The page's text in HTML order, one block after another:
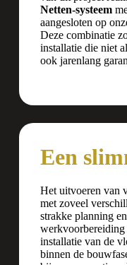
Netten-systeem
aangesloten op
Deze combinatie
installatie die niet
ook jarenlang
Een
Het uitvoeren van
met zoveel
strakke planning
installatie van de
binnen de